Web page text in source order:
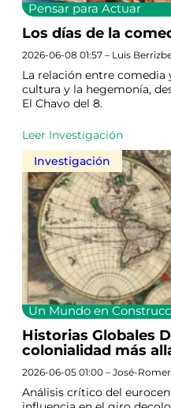
Pensar para Actuar
Los días de la
2026-06-08 01:57 – Luis
La relación entre comedia
cultura y la hegemonía,
El Chavo del 8.
Leer Investigación
Investigación
Un Mundo en
Historias Globales
colonialidad más
2026-06-05 01:00 – José-
Análisis crítico del